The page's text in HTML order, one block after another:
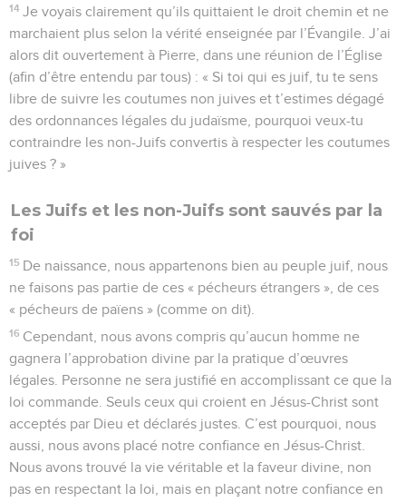
14 Je voyais clairement qu’ils quittaient le droit chemin et ne
marchaient plus selon la vérité enseignée par l’Évangile. J’ai
alors dit ouvertement à Pierre, dans une réunion de l’Église
(afin d’être entendu par tous) : « Si toi qui es juif, tu te sens
libre de suivre les coutumes non juives et t’estimes dégagé
des ordonnances légales du judaïsme, pourquoi veux-tu
contraindre les non-Juifs convertis à respecter les coutumes
juives ? »
Les Juifs et les non-Juifs sont sauvés par la
foi
15 De naissance, nous appartenons bien au peuple juif, nous
ne faisons pas partie de ces « pécheurs étrangers », de ces
« pécheurs de païens » (comme on dit).
16 Cependant, nous avons compris qu’aucun homme ne
gagnera l’approbation divine par la pratique d’œuvres
légales. Personne ne sera justifié en accomplissant ce que la
loi commande. Seuls ceux qui croient en Jésus-Christ sont
acceptés par Dieu et déclarés justes. C’est pourquoi, nous
aussi, nous avons placé notre confiance en Jésus-Christ.
Nous avons trouvé la vie véritable et la faveur divine, non
pas en respectant la loi, mais en plaçant notre confiance en